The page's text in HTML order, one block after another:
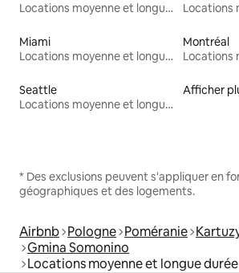
Locations moyenne et longue durée
Miami
Locations moyenne et longue durée
Montréal
Seattle
Locations moyenne et longue durée
Afficher
* Des exclusions peuvent s'appliquer en
géographiques et des logements.
Airbnb Pologne Poméranie
Gmina Somonino
Locations moyenne et longue durée